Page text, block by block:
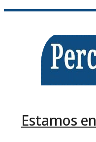
Estamos en